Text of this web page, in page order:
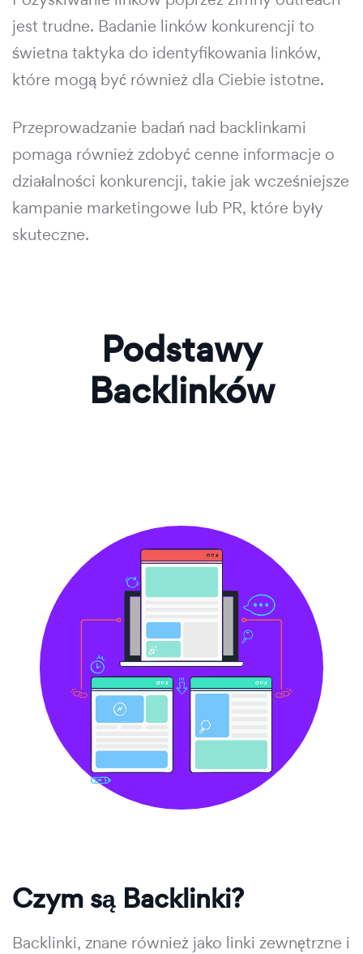
jest trudne. Badanie linków konkurencji to
świetna taktyka do identyfikowania linków,
które mogą być również dla Ciebie istotne.
Przeprowadzanie badań nad backlinkami
pomaga również zdobyć cenne informacje o
działalności konkurencji, takie jak wcześniejsze
kampanie marketingowe lub PR, które były
skuteczne.
Podstawy
Backlinków
Czym są Backlinki?
Backlinki, znane również jako linki zewnętrzne i